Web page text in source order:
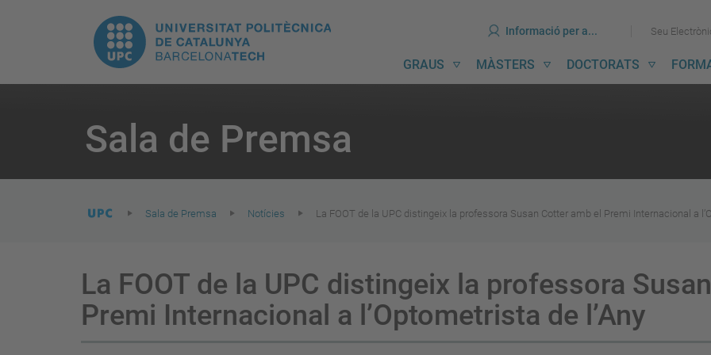
UPC.
Universitat
Politècnica
de
Catalunya
Ves
al
contingut
Ves
al
menú
Informació per a... Seu
Navegació
GRAUS MÀSTERS DOCTORATS
Sala de Premsa
are
here:
Sala de Premsa Notícies La FOOT de la UPC distingeix la professora Susan Cotter amb el Premi Internacional a
La FOOT de la UPC distingeix la professora
Premi Internacional a l’Optometrista de l’Any